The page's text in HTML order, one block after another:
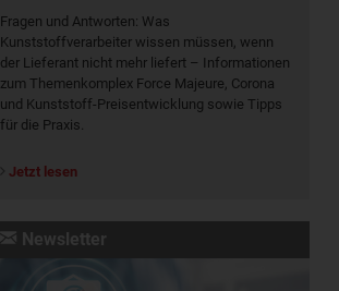
Fragen und Antworten: Was
Kunst­stoff­verarbeiter wissen müssen, wenn
der Lieferant nicht mehr liefert – Informationen
zum Themenkomplex Force Majeure, Corona
und Kunststoff-Preisentwicklung sowie Tipps
für die Praxis.
Jetzt lesen
Newsletter